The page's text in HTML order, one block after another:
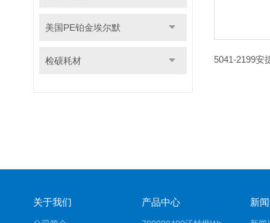
美国PE铂金埃尔默
检硕耗材
关于我们 产品中心 新